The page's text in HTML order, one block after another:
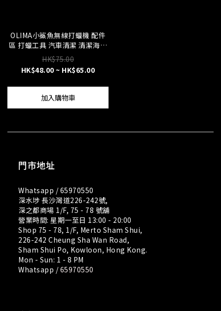
OLIMA小鯊魚無線打蠟機 配件
區 打蠟工具 汽車清潔 清潔海綿
研磨海綿 汽車美容
HK$75.00
HK$48.00 ~ HK$65.00
加入購物車
門市地址
Whatsapp /65970550
深水埗 長沙灣道226-242號,
深之都商場 1/F, 75 - 78 號舖
營業時間: 星期一至日 13:00 - 20:00
Shop 75 - 78, 1/F, Merto Sham Shui,
226-242 Cheung Sha Wan Road,
Sham Shui Po, Kowloon, Hong Kong.
Mon - Sun: 1 - 8 PM
Whatsapp /65970550